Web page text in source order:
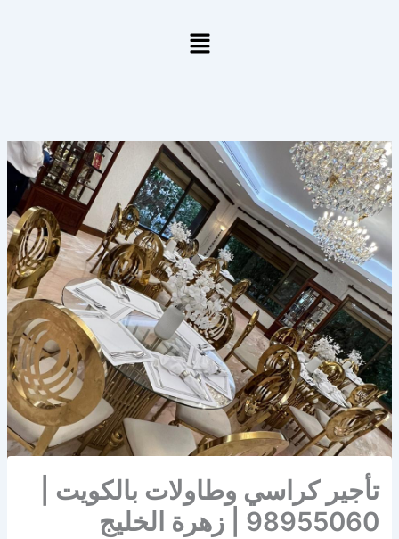
تأجير كراسي وطاولات بالكويت |
98955060 | زهرة الخليج